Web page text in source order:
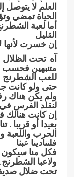
العلم لا يتوصل
الحياة تمضي
أما لعبة
القليل
إن خسرت لأنها
آه. تحت الظلال
متنبهين فحسب
للعب الشطرنج
حتى ولو كانت
ولم يكن هناك
لنقلد الفرس في
إن كانت هنالك
بعيدا أو قريبا .
الحرب واللعبة
فلتنادينا عبثا
فكل منا
ولاعبا الشطرنج.
تحت ضلال